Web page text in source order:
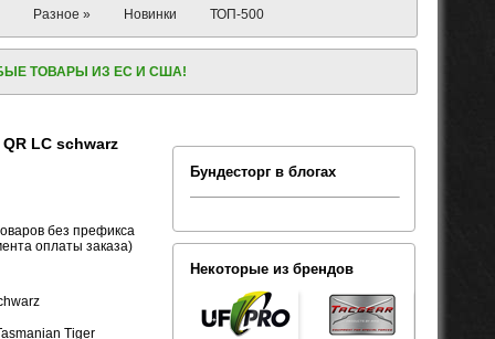
Разное » Новинки ТОП-500
ТОВАРЫ ИЗ ЕС И США!
Бундесторг в блогах
Некоторые из брендов
LC schwarz
без префикса
оплаты заказа)
Tiger